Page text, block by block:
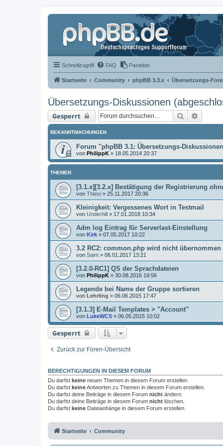
Schnellzugriff FAQ Pastebin
Startseite Community phpBB 3.3.x Übersetzungs-
Übersetzungs-Diskussionen
Gesperrt Suche
BEKANNTMACHUNGEN
Forum "phpBB 3.1: Übersetzungs-
von PhilippK » 18.05.2014 20:37
THEMEN
[3.1.x][3.2.x] Bestätigung der Registrierung
von Thiesi » 25.11.2017 20:36
Kleinigkeit: Vergessenes Wort in Testmail
von Underhill » 17.01.2018 10:34
Adm log Eintrag für Serverlast-Einstellung
von Kirk » 07.05.2017 10:22
3.2 RC2: common.php wird nicht übernommen
von Saint » 06.01.2017 13:21
[3.2.0-RC1] QS der Sprachdateien
von PhilippK » 30.08.2016 19:56
Legende bei Name der Gruppe sortieren
von Lehrling » 06.06.2015 17:47
[3.1.3] E-Mail Templates > "Account"
von LukeWCS » 06.05.2015 10:02
Gesperrt
Zurück zur Foren-Übersicht
BERECHTIGUNGEN IN DIESEM FORUM
Du darfst keine neuen Themen in diesem Forum erstellen.
Du darfst keineAntworten zu Themen in diesem Forum erstellen.
Du darfst deine Beiträge in diesem Forum nicht ändern.
Du darfst deine Beiträge in diesem Forum nicht löschen.
Du darfst keine Dateianhänge in diesem Forum erstellen.
Startseite Community